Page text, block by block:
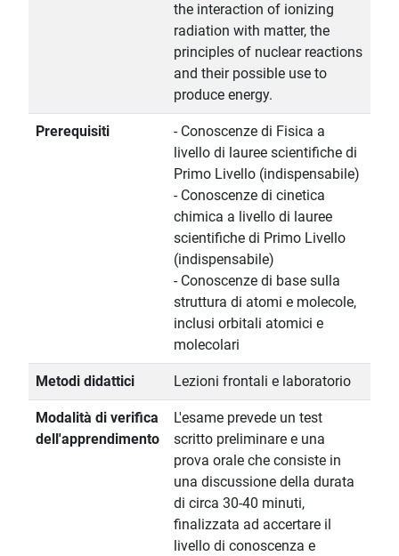
the interaction of ionizing
radiation with matter, the
principles of nuclear reactions
and their possible use to
produce energy.
Prerequisiti
- Conoscenze di Fisica a
livello di lauree scientifiche di
Primo Livello (indispensabile)
- Conoscenze di cinetica
chimica a livello di lauree
scientifiche di Primo Livello
(indispensabile)
- Conoscenze di base sulla
struttura di atomi e molecole,
inclusi orbitali atomici e
molecolari
Metodi didattici Lezioni frontali e laboratorio
Modalità di verifica
dell'apprendimento
L'esame prevede un test
scritto preliminare e una
prova orale che consiste in
una discussione della durata
di circa 30-40 minuti,
finalizzata ad accertare il
livello di conoscenza e